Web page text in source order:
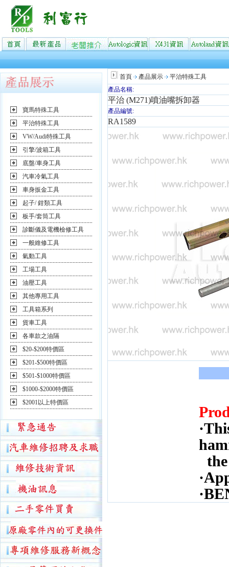
寶馬特殊工具
平治特殊工具
VW/Audi特殊工具
引擎/波箱工具
底盤/車身工具
汽車冷氣工具
車身扳金工具
起子/ 鉗類工具
板手/套筒工具
診斷儀及電機檢修工具
一般維修工具
氣動工具
工場工具
油壓工具
其他專用工具
工具箱系列
貨車工具
各車款之油隔
$20-$200特價區
$201-$500特價區
$501-$1000特價區
$1000-$2000特價區
$2001以上特價區
首頁 產品展示
平治特殊工具
產品名稱:
平治 (M271)噴油嘴拆卸器
產品編號:
RA1589